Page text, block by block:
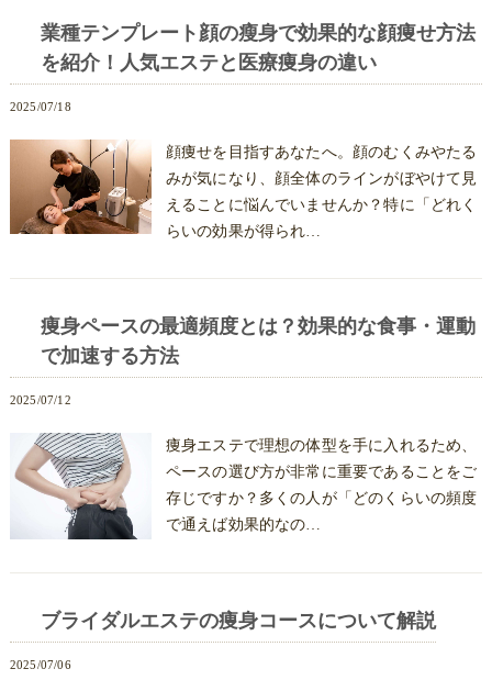
業種テンプレート顔の瘦身で効果的な顔痩せ方法
を紹介！人気エステと医療痩身の違い
2025/07/18
顔痩せを目指すあなたへ。顔のむくみやたる
みが気になり、顔全体のラインがぼやけて見
えることに悩んでいませんか？特に「どれく
らいの効果が得られ…
痩身ペースの最適頻度とは？効果的な食事・運動
で加速する方法
2025/07/12
痩身エステで理想の体型を手に入れるため、
ペースの選び方が非常に重要であることをご
存じですか？多くの人が「どのくらいの頻度
で通えば効果的なの…
ブライダルエステの痩身コースについて解説
2025/07/06